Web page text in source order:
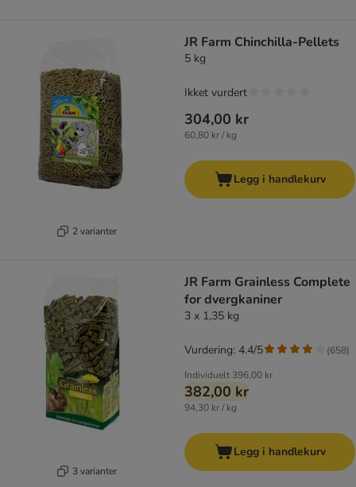
2 varianter
JR Farm Chinchilla-Pellets
5 kg
304,00 kr
60,80 kr / kg
Ikket vurdert
Legg i handlekurv
3 varianter
JR Farm Grainless Complete
for dvergkaniner
3 x 1,35 kg
Individuelt 396,00 kr
382,00 kr
94,30 kr / kg
Vurdering: 4.4/5 (658)
Legg i handlekurv